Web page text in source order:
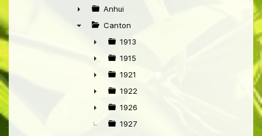
►
Anhui
Canton
►
1913
►
1915
►
1921
►
1922
►
1926
1927